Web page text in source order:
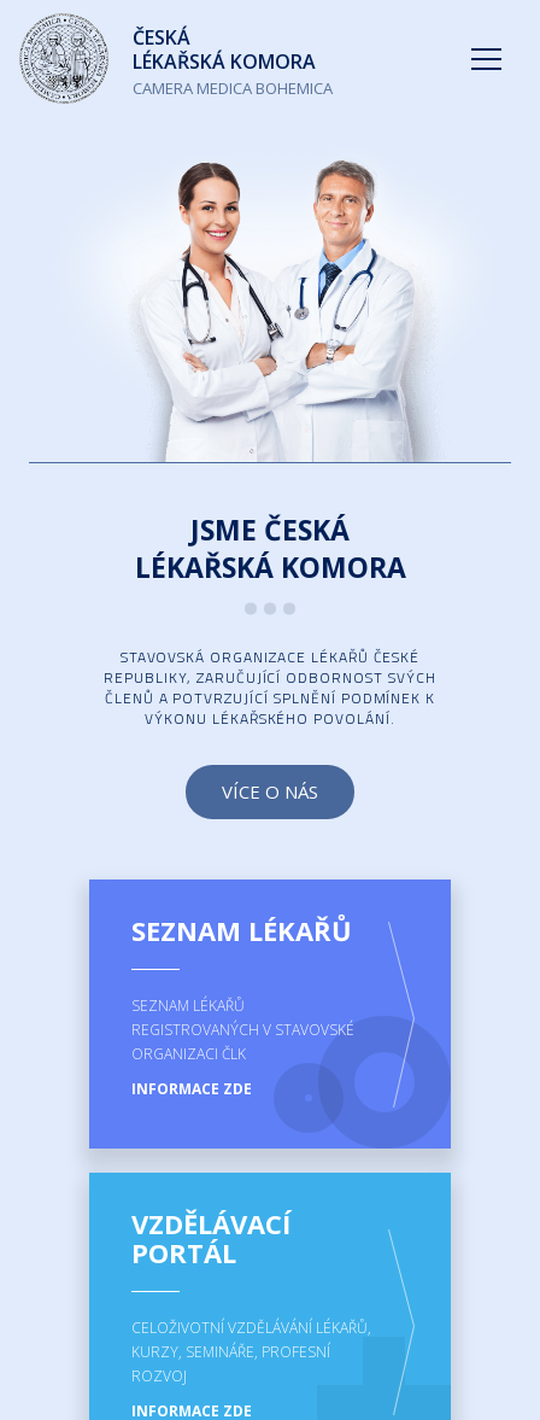
Česká
lékařská
komora
ČESKÁ
LÉKAŘSKÁ KOMORA
CAMERA MEDICA BOHEMICA
JSME ČESKÁ
LÉKAŘSKÁ KOMORA
...
STAVOVSKÁ ORGANIZACE LÉKAŘŮ ČESKÉ
REPUBLIKY, ZARUČUJÍCÍ ODBORNOST SVÝCH
ČLENŮ A POTVRZUJÍCÍ SPLNĚNÍ PODMÍNEK K
VÝKONU LÉKAŘSKÉHO POVOLÁNÍ.
VÍCE O NÁS
SEZNAM LÉKAŘŮ
SEZNAM LÉKAŘŮ
REGISTROVANÝCH V STAVOVSKÉ
ORGANIZACI ČLK
INFORMACE ZDE
VZDĚLÁVACÍ
PORTÁL
CELOŽIVOTNÍ VZDĚLÁVÁNÍ LÉKAŘŮ,
KURZY, SEMINÁŘE, PROFESNÍ
ROZVOJ
INFORMACE ZDE